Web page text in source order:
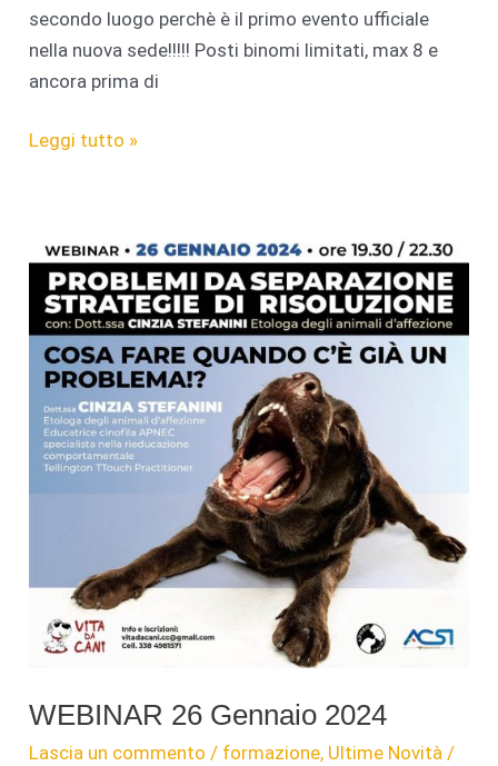
secondo luogo perchè è il primo evento ufficiale
nella nuova sede!!!!! Posti binomi limitati, max 8 e
ancora prima di
Formazione
Leggi tutto »
WEBINAR 26 Gennaio 2024
Lascia un commento / formazione, Ultime Novità /